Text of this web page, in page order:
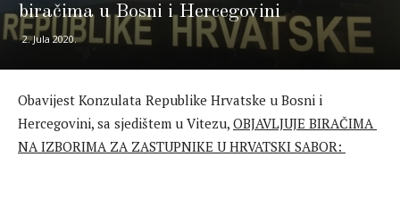
biračima u Bosni i Hercegovini
2. Jula 2020.
Obavijest Konzulata Republike Hrvatske u Bosni i
Hercegovini, sa sjedištem u Vitezu, OBJAVLJUJE BIRAČIMA
NA IZBORIMA ZA ZASTUPNIKE U HRVATSKI SABOR: